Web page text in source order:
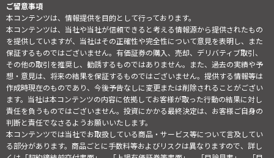
ご留意事項
本コンテンツは、情報提供を目的として行っております。
本コンテンツは、当社や当社が信頼できると考える情報源から提供されたもの
を提供していますが、当社はその正確性や完全性について意見を表明し、また
保証するものではございません。有価証券の購入、売却、デリバティブ取引、
その他の取引を推奨し、勧誘するものではありません。また、過去の実績や予
想・意見は、将来の結果を保証するものではございません。提供する情報等は
作成時現在のものであり、今後予告なしに変更または削除されることがござい
ます。当社は本コンテンツの内容に依拠してお客様が取った行動の結果に対し
責任を負うものではございません。投資にかかる最終決定は、お客様ご自身の
判断と責任でなさるようお願いいたします。
本コンテンツでは当社でお取扱している商品・サービス等について言及してい
る部分があります。商品ごとに手数料等およびリスクは異なりますので、詳し